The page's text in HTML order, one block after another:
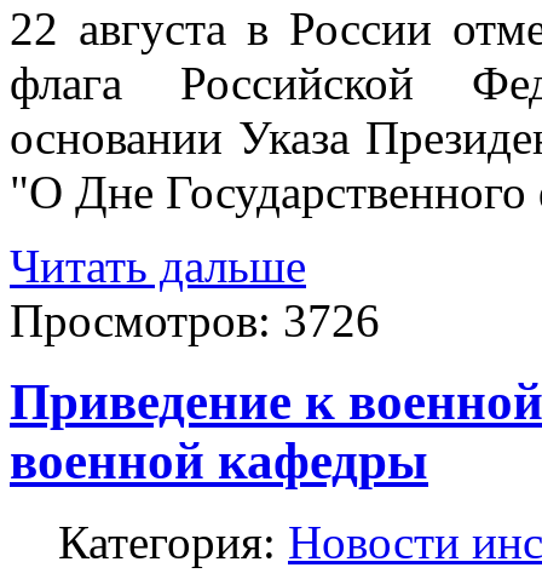
22 августа в России
флага Российской
основании Указа
"О Дне
Читать дальше
Просмотров: 3726
Приведение к
военной кафедры
Категория: Новости